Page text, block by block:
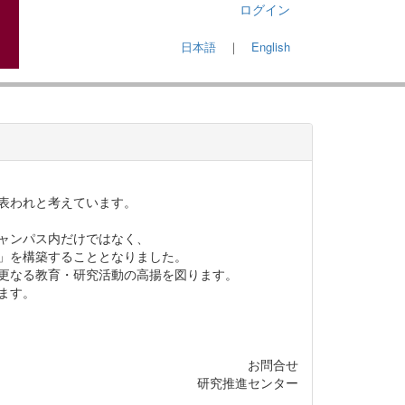
ログイン
日本語 ｜ English
れと考えています。
パス内だけではなく、
構築することとなりました。
る教育・研究活動の高揚を図ります。
。
お問合せ
研究推進センター